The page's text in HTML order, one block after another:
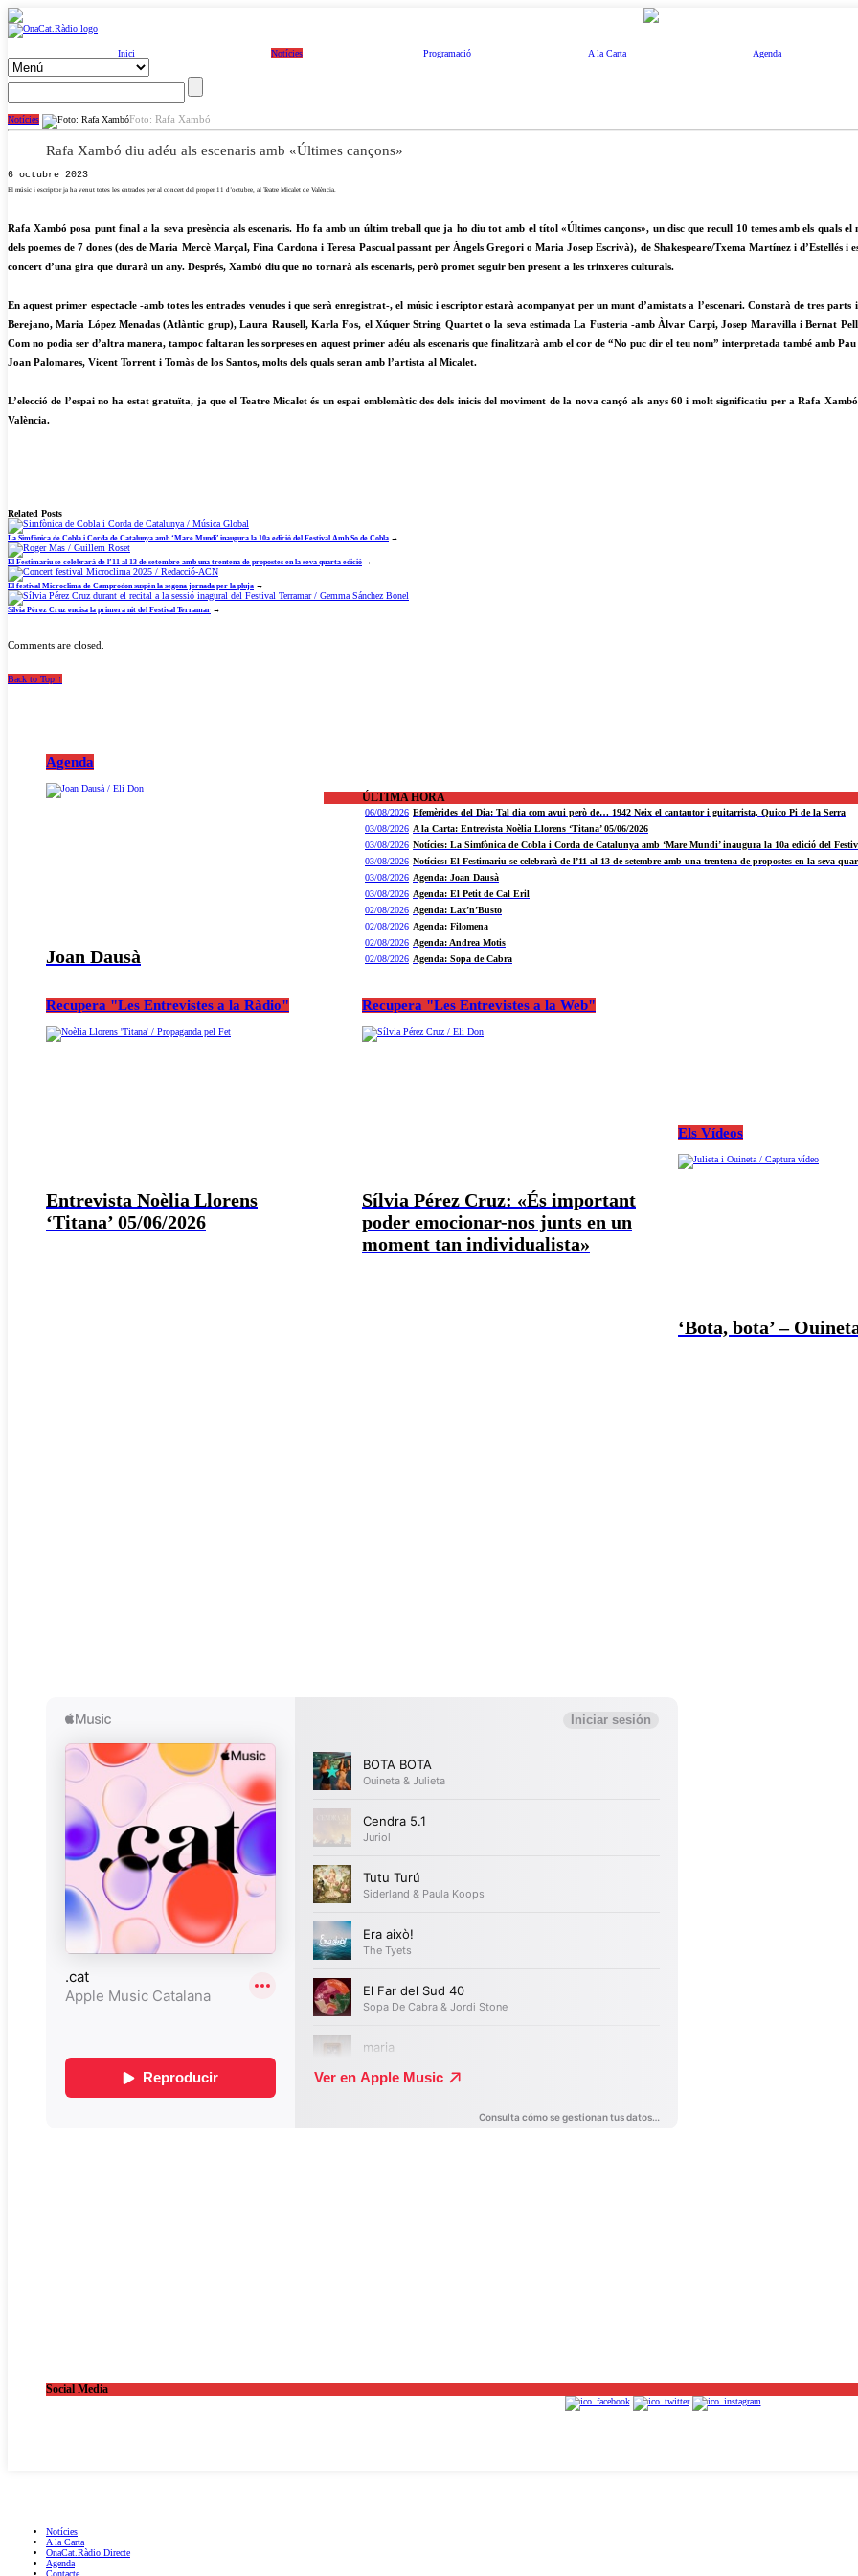
Inici Notícies Programació A la Carta Agenda
Notícies Foto: Rafa Xambó
Rafa Xambó diu adéu als escenaris amb «Últimes cançons»
6 octubre 2023
El músic i escriptor ja ha venut totes les entrades per al concert del proper 11 d’octubre, al Teatre Micalet de València.
Rafa Xambó posa punt final a la seva presència als escenaris. Ho fa amb un últim treball que ja ho diu tot amb el títol «Últimes cançons», un disc que recull 10 temes amb els quals
dels poemes de 7 dones (des de Maria Mercè Marçal, Fina Cardona i Teresa Pascual passant per Àngels Gregori o Maria Josep Escrivà), de Shakespeare/Txema Martínez i d’Estellés
concert d’una gira que durarà un any. Després, Xambó diu que no tornarà als escenaris, però promet seguir ben present a les trinxeres culturals.
En aquest primer espectacle -amb totes les entrades venudes i que serà enregistrat-, el músic i escriptor estarà acompanyat per un munt d’amistats a l’escenari. Constarà de tres
Berejano, Maria López Menadas (Atlàntic grup), Laura Rausell, Karla Fos, el Xúquer String Quartet o la seva estimada La Fusteria -amb Àlvar Carpi, Josep Maravilla i Bernat
Com no podia ser d’altra manera, tampoc faltaran les sorpreses en aquest primer adéu als escenaris que finalitzarà amb el cor de “No puc dir el teu nom” interpretada també amb
Joan Palomares, Vicent Torrent i Tomàs de los Santos, molts dels quals seran amb l’artista al Micalet.
L’elecció de l’espai no ha estat gratuïta, ja que el Teatre Micalet és un espai emblemàtic des dels inicis del moviment de la nova cançó als anys 60 i molt significatiu per a Rafa
València.
Related Posts
La Simfònica de Cobla i Corda de Catalunya amb ‘Mare Mundi’ inaugura la 10a edició del Festival Amb So de Cobla →
El Festimariu se celebrarà de l’11 al 13 de setembre amb una trentena de propostes en la seva quarta edició →
El festival Microclima de Camprodon suspèn la segona jornada per la pluja →
Sílvia Pérez Cruz encisa la primera nit del Festival Terramar →
Comments are closed.
Back to Top ↑
Agenda
Joan Dausà
ÚLTIMA HORA
06/08/2026 Efemèrides del Dia: Tal dia com avui però de… 1942 Neix el cantautor i guitarrista, Quico Pi de la Serra
03/08/2026 A la Carta: Entrevista Noèlia Llorens ‘Titana’ 05/06/2026
03/08/2026 Notícies: La Simfònica de Cobla i Corda de Catalunya amb ‘Mare Mundi’ inaugura la 10a edició del
03/08/2026 Notícies: El Festimariu se celebrarà de l’11 al 13 de setembre amb una trentena de propostes en la seva
03/08/2026 Agenda: Joan Dausà
03/08/2026 Agenda: El Petit de Cal Eril
02/08/2026 Agenda: Lax’n’Busto
02/08/2026 Agenda: Filomena
02/08/2026 Agenda: Andrea Motis
02/08/2026 Agenda: Sopa de Cabra
Recupera "Les Entrevistes a la Ràdio"
Entrevista Noèlia Llorens
‘Titana’ 05/06/2026
Recupera "Les Entrevistes a la Web"
Sílvia Pérez Cruz: «És important
poder emocionar-nos junts en un
moment tan individualista»
Els Vídeos
‘Bota, bota’ –
Social Media
Notícies
A la Carta
OnaCat.Ràdio Directe
Agenda
Contacte